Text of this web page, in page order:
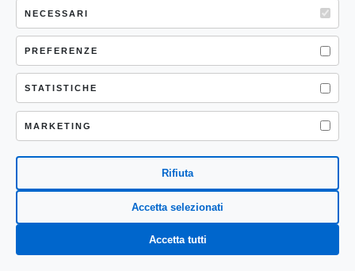
NECESSARI
PREFERENZE
STATISTICHE
MARKETING
Rifiuta
Accetta selezionati
Accetta tutti
scrittore, saggista pittore e
artista visivo.
E' autore della rivista Nuovi
Argomenti, fondata da Alberto
Moravia, della rivista Fermenti, e
altre testate.
Ha fondato e diretto il mensile di
pensiero e letteratura Lettere
dalla Frontiera. Insieme ad Aldo
Rosselli, figlio dello storico del
risorgimento Nello Rosselli e
Nipote di Carlo Rosselli, di cui è